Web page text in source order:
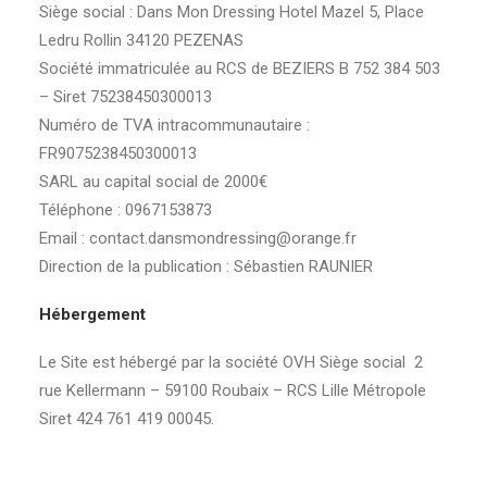
Siège social : Dans Mon Dressing Hotel Mazel 5, Place
Ledru Rollin 34120 PEZENAS
Société immatriculée au RCS de BEZIERS B 752 384 503
– Siret 75238450300013
Numéro de TVA intracommunautaire :
FR9075238450300013
SARL au capital social de 2000€
Téléphone : 0967153873
Email : contact.dansmondressing@orange.fr
Direction de la publication : Sébastien RAUNIER
Hébergement
Le Site est hébergé par la société OVH Siège social 2
rue Kellermann – 59100 Roubaix – RCS Lille Métropole
Siret 424 761 419 00045.